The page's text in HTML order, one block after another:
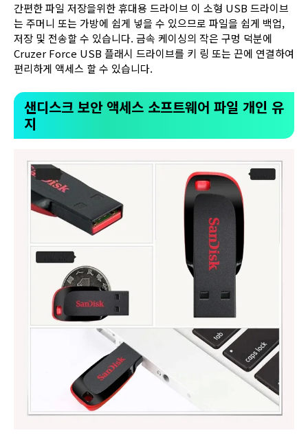
간편한 파일 저장을위한 휴대용 드라이브 이 소형 USB 드라이브
는 주머니 또는 가방에 쉽게 넣을 수 있으므로 파일을 쉽게 백업,
저장 및 전송할 수 있습니다. 금속 케이싱의 작은 구멍 덕분에
Cruzer Force USB 플래시 드라이브를 키 링 또는 끈에 연결하여
편리하게 액세스 할 수 있습니다.
샌디스크 보안 액세스 소프트웨어 파일 개인 유
지